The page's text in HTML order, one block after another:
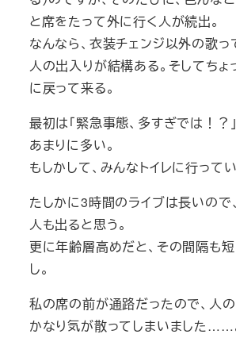
と席をたって外に行く人が続出。
なんなら、衣装チェンジ以外の歌っ
人の出入りが結構ある。そしてちょ
に戻って来る。
最初は「緊急事態、多すぎでは！？
あまりに多い。
もしかして、みんなトイレに行っ
たしかに3時間のライブは長いので
人も出ると思う。
更に年齢層高めだと、その間隔も
し。
私の席の前が通路だったので、人
かなり気が散ってしまいました……